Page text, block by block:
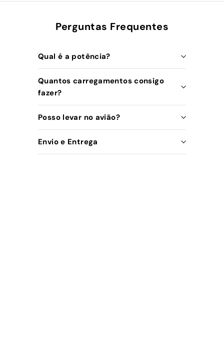
Perguntas Frequentes
Qual é a potência?
Quantos carregamentos consigo
fazer?
Posso levar no avião?
Envio e Entrega